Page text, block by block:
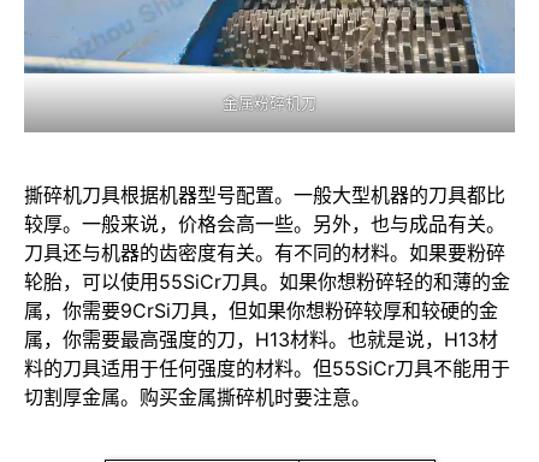
金属粉碎机刀
撕碎机刀具根据机器型号配置。一般大型机器的刀具都比
较厚。一般来说，价格会高一些。另外，也与成品有关。
刀具还与机器的齿密度有关。有不同的材料。如果要粉碎
轮胎，可以使用55SiCr刀具。如果你想粉碎轻的和薄的金
属，你需要9CrSi刀具，但如果你想粉碎较厚和较硬的金
属，你需要最高强度的刀，H13材料。也就是说，H13材
料的刀具适用于任何强度的材料。但55SiCr刀具不能用于
切割厚金属。购买金属撕碎机时要注意。